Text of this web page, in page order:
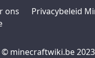
ons
Privacybeleid
minecraftwiki.be